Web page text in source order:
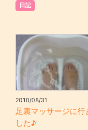
日記
2010/08/31
足裏マッサージに行
した♪